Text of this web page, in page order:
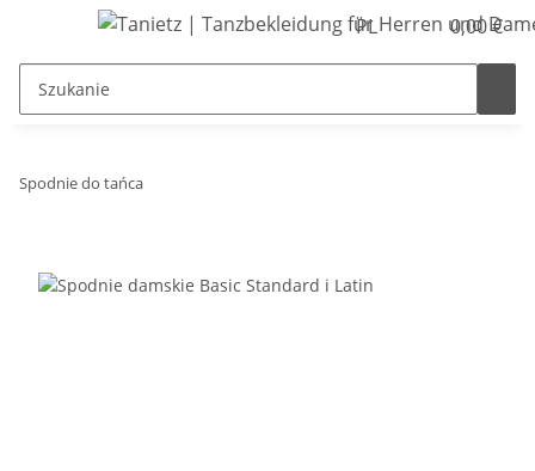
PL 0,00 €
Spodnie do tańca